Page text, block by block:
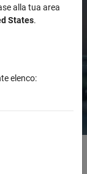
alla tua area
States.
elenco: